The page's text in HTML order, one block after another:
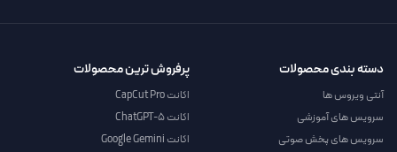
دسته بندی محصولات
آنتی ویروس ها
سرویس های آموزشی
سرویس های پخش صوتی
پرفروش ترین محصولات
اکانت CapCut Pro
اکانت ChatGPT-5
اکانت Google Gemini